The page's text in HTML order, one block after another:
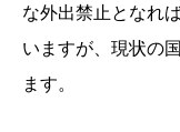
な外出禁止となれ
いますが、現状の
ます。